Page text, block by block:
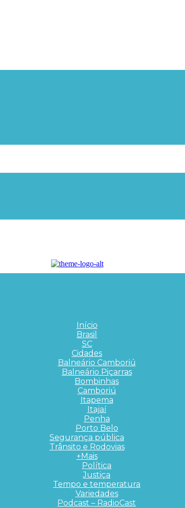
Início
Brasil
SC
Cidades
Balneário Camboriú
Balneário Piçarras
Bombinhas
Camboriú
Itapema
Itajaí
Penha
Porto Belo
Segurança pública
Trânsito e Rodovias
+Mais
Política
Justiça
Tempo e temperatura
Variedades
Podcast – RadioCast